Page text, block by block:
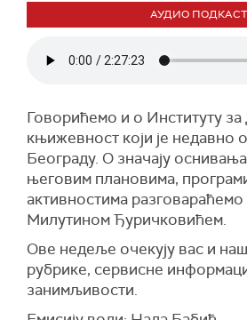
АУДИО ПОДКАСТ
Говорићемо и о Институту за
књижевност који је недавно
Београду. О значају
његовим плановима,
активностима
Милутином Ђуричковићем.
Ове недеље очекују вас и
рубрике, сервисне
занимљивости.